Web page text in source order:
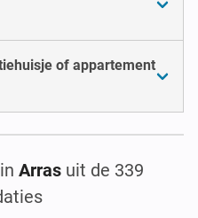
of appartement
in Arras uit de 339